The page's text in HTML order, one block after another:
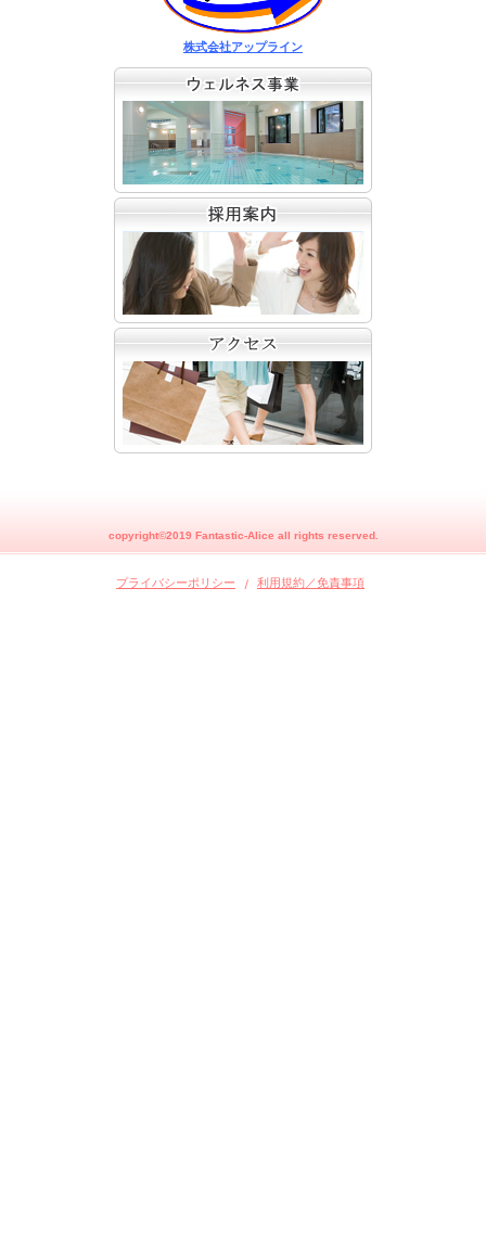
株式会社アップライン
copyright©2019 Fantastic-Alice all rights reserved.
プライバシーポリシー 利用規約／免責事項